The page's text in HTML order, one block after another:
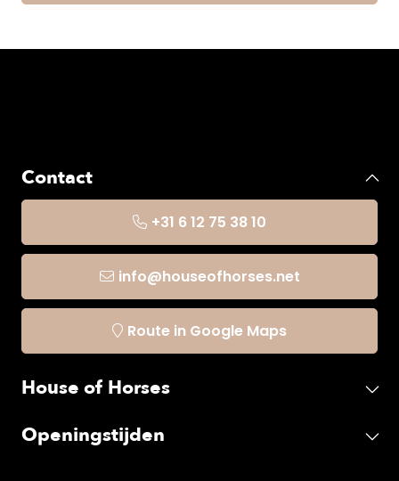
Contact
+31 6 12 75 38 10
info@houseofhorses.net
Route in Google Maps
House of Horses
Openingstijden